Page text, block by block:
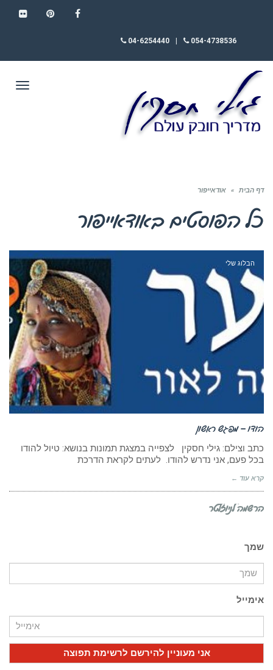
054-4738536
04-6254440
דף הבית » אודאייפור
כל הפוסטים באודאייפור
הבלוג שלי
הודו – מפגש ראשון
כתב וצילם: גילי חסקין לצפייה במצגת תמונות בנושא: טיול להודו
בכל פעם, אני נדרש להודו. לעתים לקראת הדרכת
קרא עוד ←
הרשמה לניוזלטר
שמך
אימייל